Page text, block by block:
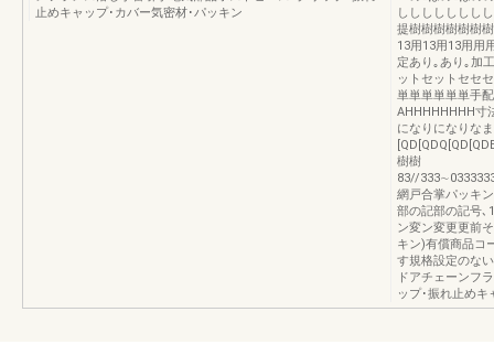
止めキャップ･カバー気密材･パッキン
ししししししし
提樹樹樹樹樹樹
13用13用13用用
定あり｡あり｡加
ットセットセセ
単単単単単単手
AHHHHHHHH寸
になりになりな
樹樹
83//
網戸合掌パッキ
部の記部の記号
ン変ン変更更前
キン)有償商品コ
す規格設定のな
ドアチェーンフ
ップ･振れ止めキ